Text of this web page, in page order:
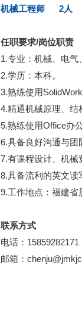
机械工程师 2人
任职要求/岗位职责
1.专业：机械、电
2.学历：本科。
3.熟练使用
4.精通机械原理、结
5.熟练使用Office办
6.具备良好沟通与
7.有课程设计、机
8.具备流利的英文读
9.工作地点：福建省
联系方式
电话：15859282171
邮箱：